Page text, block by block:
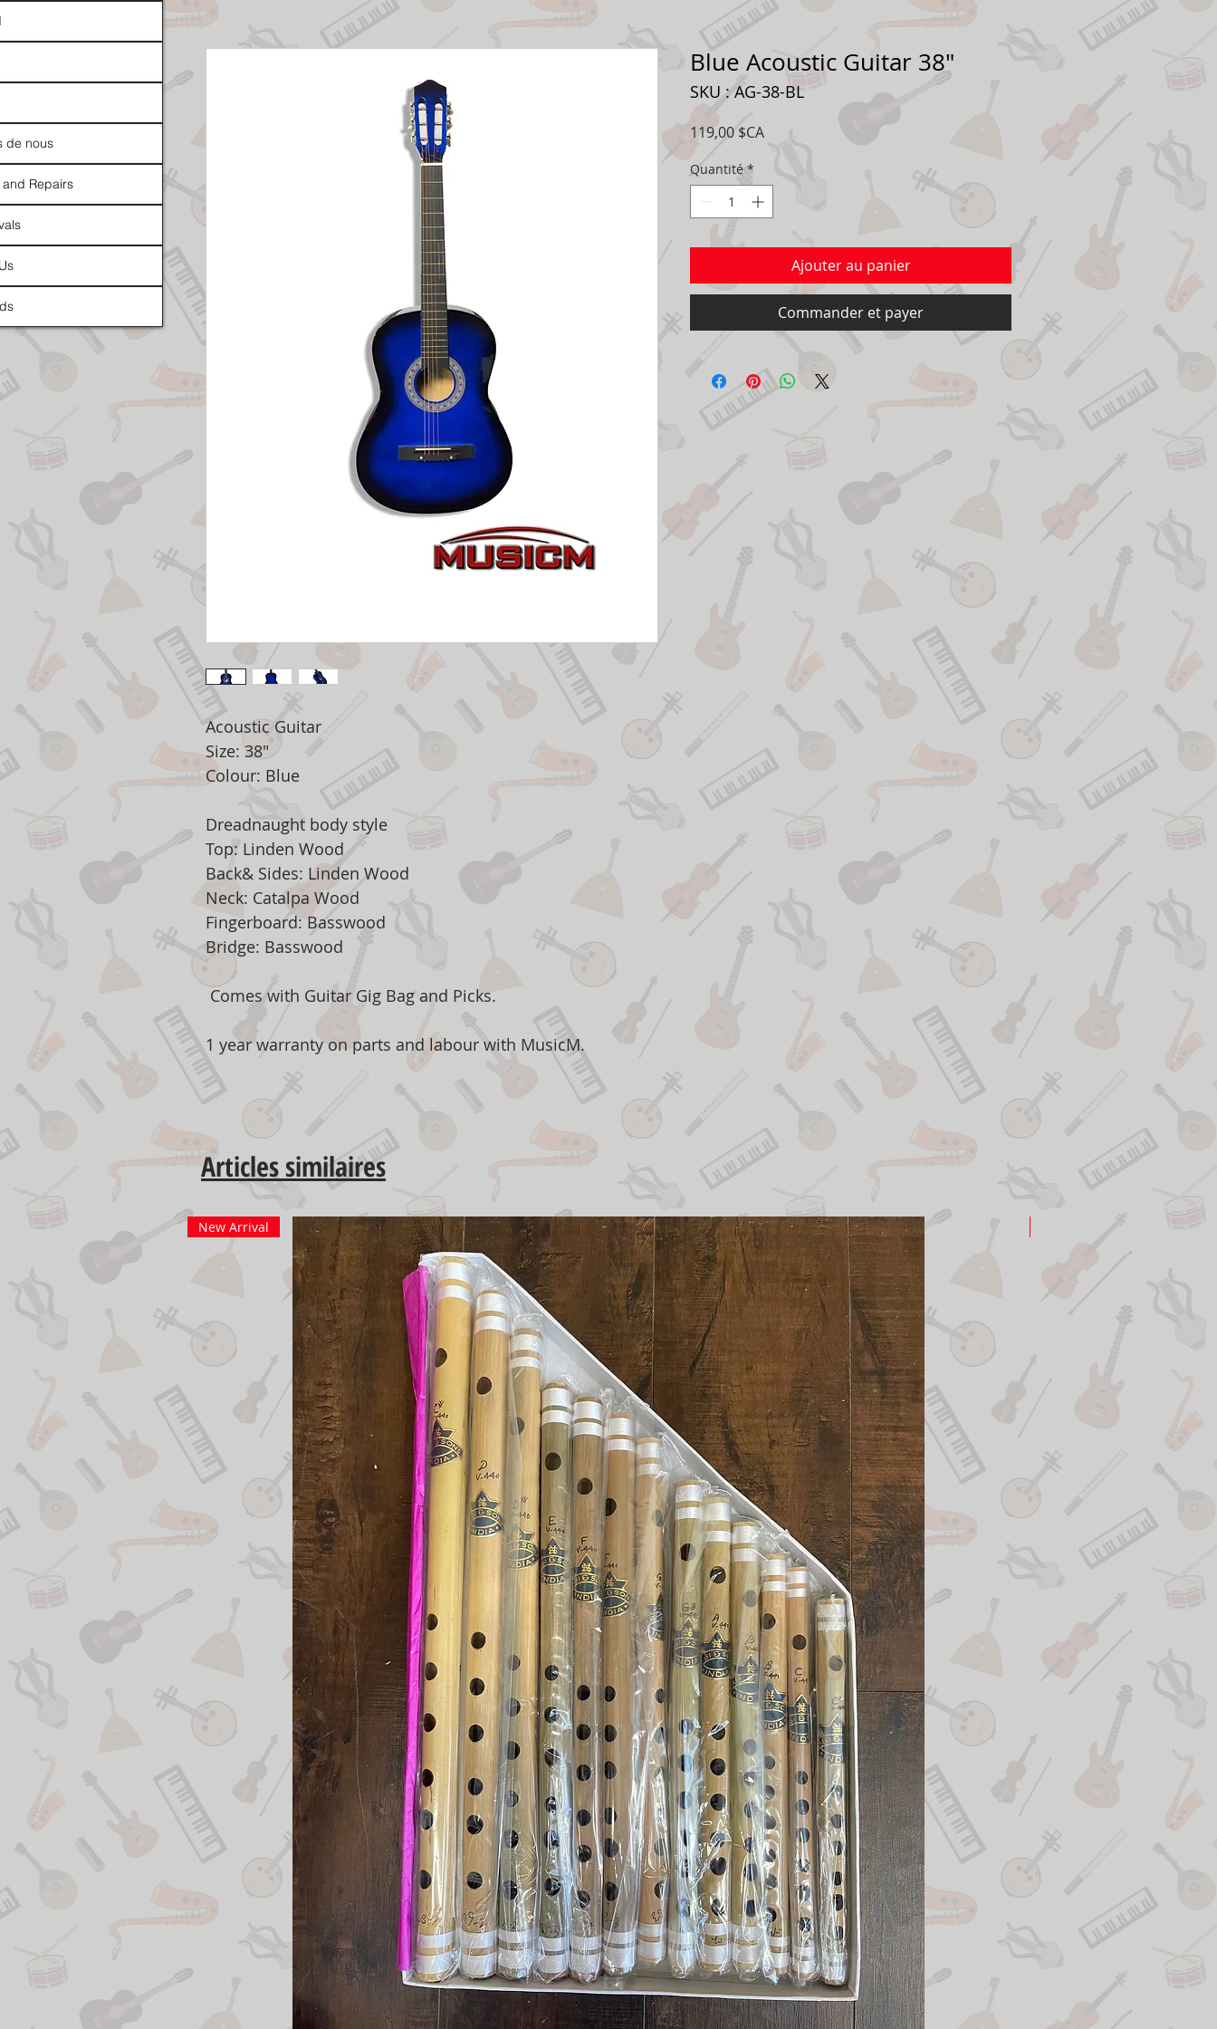
Acoustic Guitar
Size: 38"
Colour: Blue
Dreadnaught body style
Top: Linden Wood
Back& Sides: Linden Wood
Neck: Catalpa Wood
Fingerboard: Basswood
Bridge: Basswood
Comes with Guitar Gig Bag and Picks.
1 year warranty on parts and labour with MusicM.
Blue Acoustic Guitar 38"
SKU : AG-38-BL
119,00 $CAPrix
Quantité *
Ajouter au panier
Commander et payer
Articles similaires
New Arrival
de nous
Repairs